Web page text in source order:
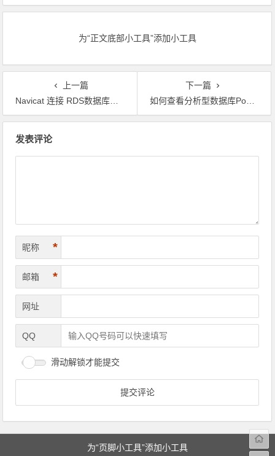
活动价格表）
腾讯云代金券
为“正文底部小工具”添加小工具
上一篇
Navicat 连接 RDS数据库的步骤
下一篇
如何查看分析型数据库PostgreSQL版资源监控？
发表评论
昵称 *
邮箱 *
网址
QQ
滑动解锁才能提交
为“页脚小工具”添加小工具